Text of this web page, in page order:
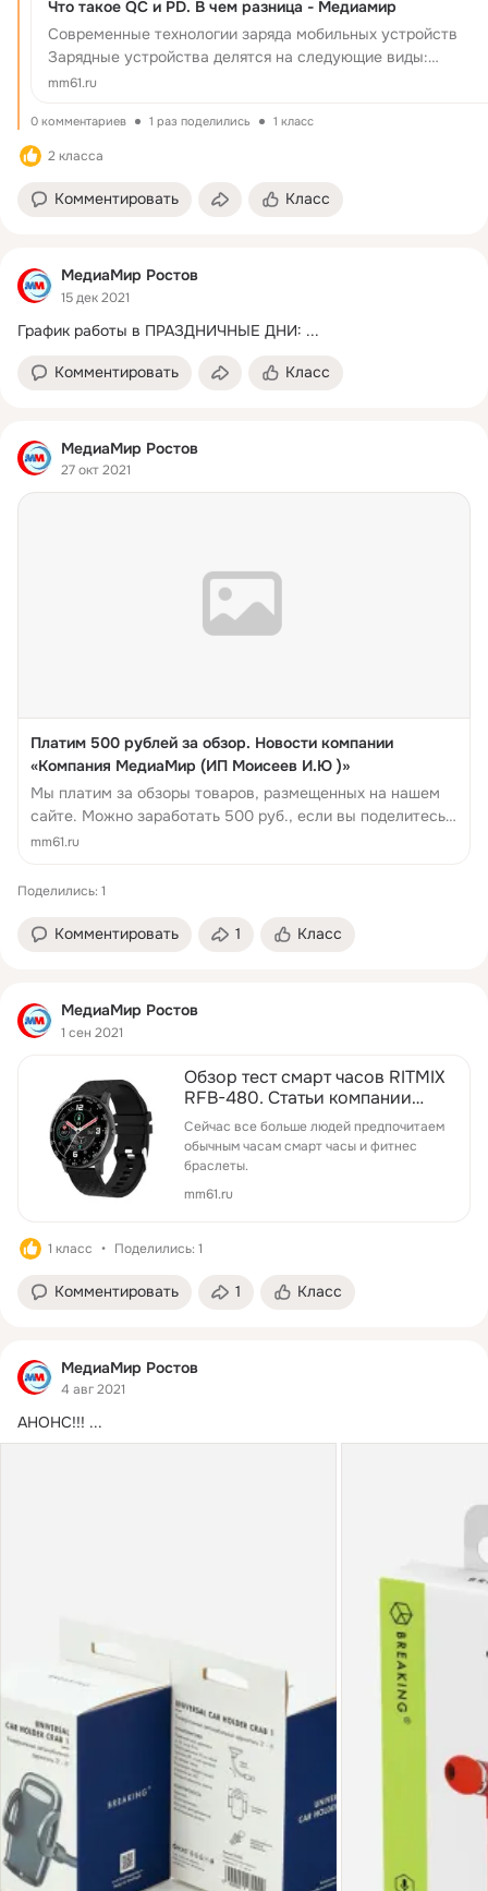
Что такое QC и PD. В чем разница - Медиамир
Современные технологии заряда мобильных устройств
Зарядные устройства делятся на следующие виды:
Классические (током заряда на 0.5, 1.0, 2.0, 3.0, 3.
mm61.ru
0 комментариев 1 раз поделились 1 класс
2 класса
Комментировать Класс
МедиаМир Ростов
15 дек 2021
График работы в ПРАЗДНИЧНЫЕ ДНИ: ...
Комментировать Класс
МедиаМир Ростов
27 окт 2021
Платим 500 рублей за обзор. Новости компании
«Компания МедиаМир (ИП Моисеев И.Ю )»
Мы платим за обзоры товаров, размещенных на нашем
сайте. Можно заработать 500 руб., если вы поделитесь
своими впечатлениями об одном из товаров, которые
mm61.ru
Поделились: 1
Комментировать 1 Класс
МедиаМир Ростов
1 сен 2021
Обзор тест смарт часов RITMIX
RFB-480. Статьи компании
«Компания МедиаМир (ИП
Моисеев И.Ю )»
Сейчас все больше людей предпочитаем
обычным часам смарт часы и фитнес
браслеты.
mm61.ru
1 класс Поделились: 1
Комментировать 1 Класс
МедиаМир Ростов
4 авг 2021
АНОНС!!! ...